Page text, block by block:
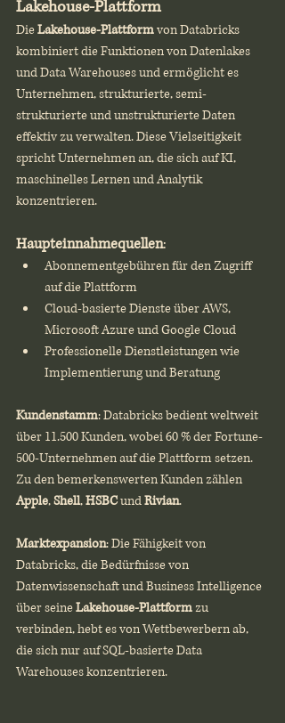
Lakehouse-Plattform
Die Lakehouse-Plattform von Databricks
kombiniert die Funktionen von Datenlakes
und Data Warehouses und ermöglicht es
Unternehmen, strukturierte, semi-
strukturierte und unstrukturierte Daten
effektiv zu verwalten. Diese Vielseitigkeit
spricht Unternehmen an, die sich auf KI,
maschinelles Lernen und Analytik
konzentrieren.
Haupteinnahmequellen:
Abonnementgebühren für den Zugriff
auf die Plattform
Cloud-basierte Dienste über AWS,
Microsoft Azure und Google Cloud
Professionelle Dienstleistungen wie
Implementierung und Beratung
Kundenstamm: Databricks bedient weltweit
über 11.500 Kunden, wobei 60 % der Fortune-
500-Unternehmen auf die Plattform setzen.
Zu den bemerkenswerten Kunden zählen
Apple, Shell, HSBC und Rivian.
Marktexpansion: Die Fähigkeit von
Databricks, die Bedürfnisse von
Datenwissenschaft und Business Intelligence
über seine Lakehouse-Plattform zu
verbinden, hebt es von Wettbewerbern ab,
die sich nur auf SQL-basierte Data
Warehouses konzentrieren.